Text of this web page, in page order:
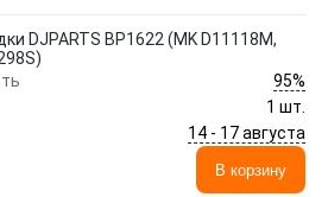
DJPARTS BP1622 (MK D11118M,
95%
1 шт.
14 - 17 августа
В корзину